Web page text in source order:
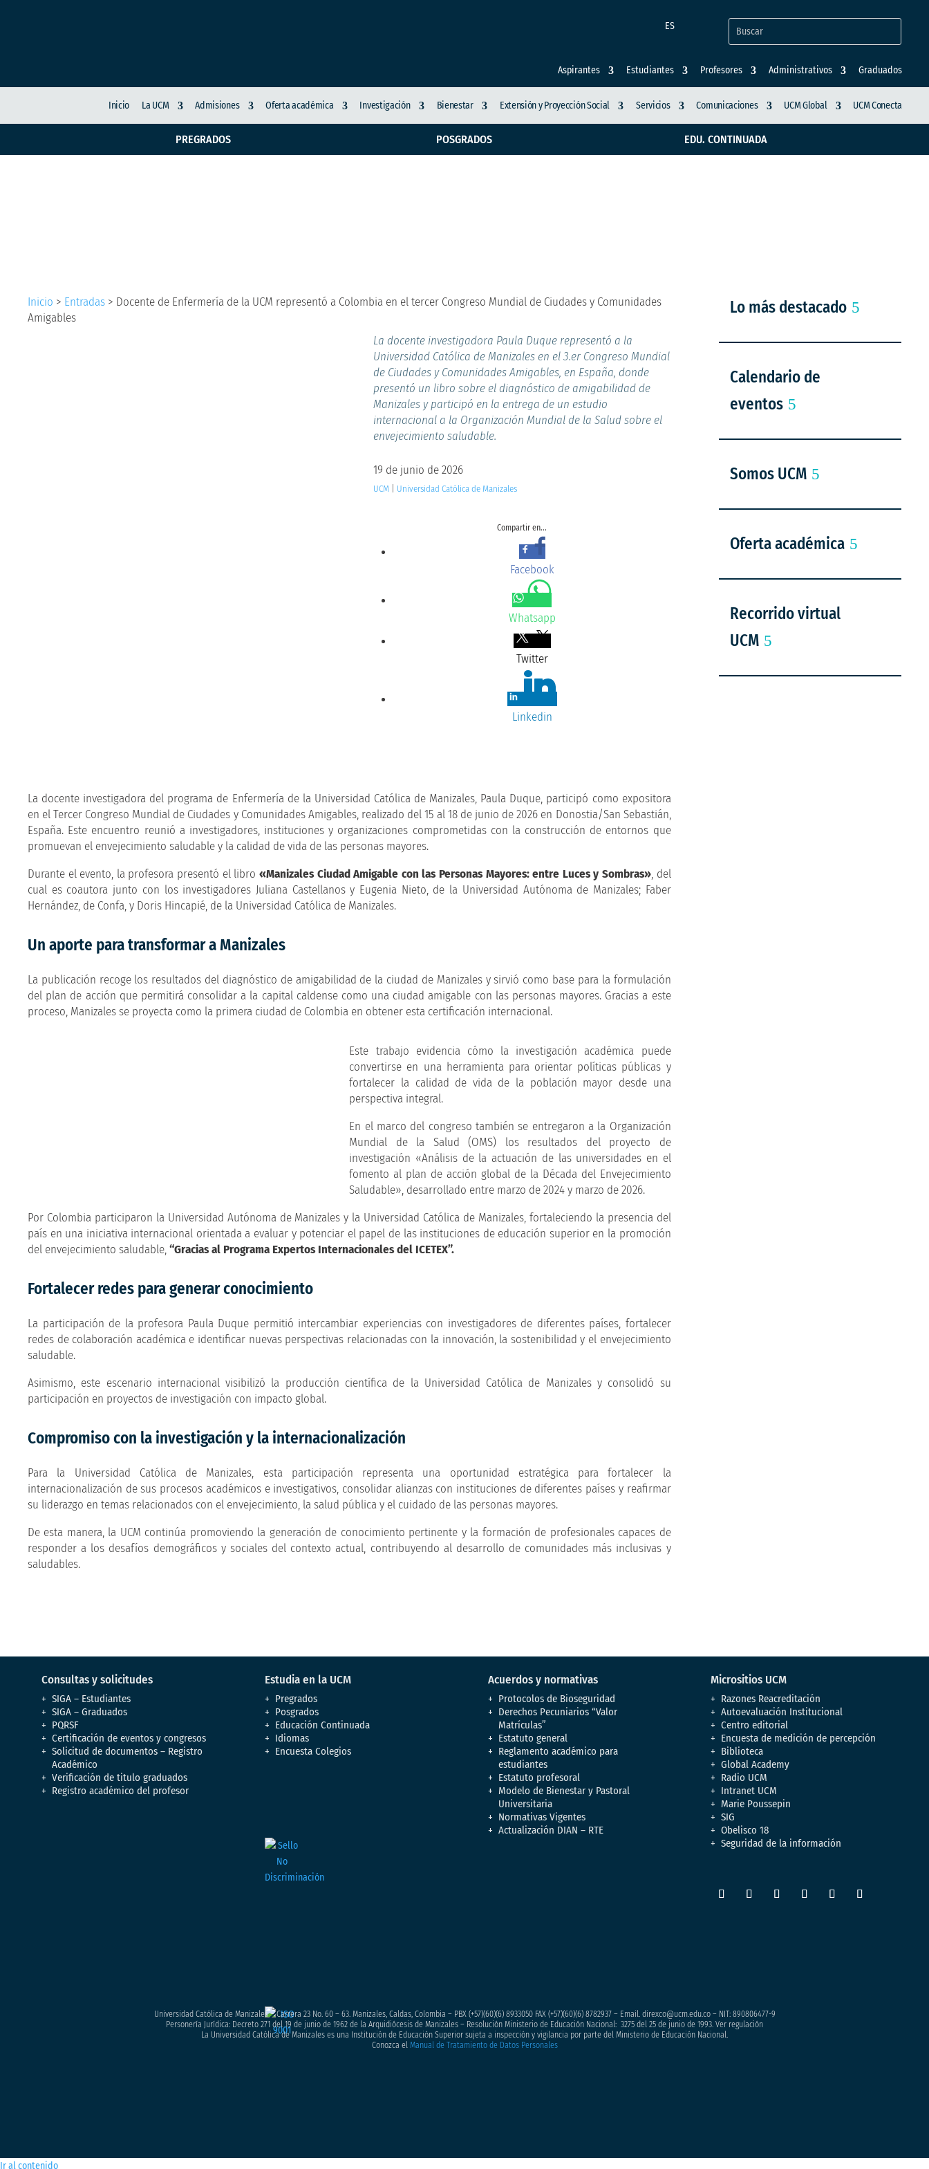
ES
Aspirantes Estudiantes Profesores Administrativos Graduados
Inicio La UCM Admisiones Oferta académica Investigación Bienestar Extensión y Proyección Social Servicios Comunicaciones UCM Global UCM Conecta
PREGRADOS POSGRADOS EDU. CONTINUADA
Inicio > Entradas > Docente de Enfermería de la UCM representó a Colombia en el tercer Congreso Mundial de Ciudades y Comunidades
Amigables
La docente investigadora Paula Duque representó a la
Universidad Católica de Manizales en el 3.er Congreso Mundial
de Ciudades y Comunidades Amigables, en España, donde
presentó un libro sobre el diagnóstico de amigabilidad de
Manizales y participó en la entrega de un estudio
internacional a la Organización Mundial de la Salud sobre el
envejecimiento saludable.
19 de junio de 2026
UCM Universidad Católica de Manizales
Compartir en...
Facebook
Whatsapp
Twitter
Linkedin
La docente investigadora del programa de Enfermería de la Universidad Católica de Manizales, Paula Duque, participó como expositora
en el Tercer Congreso Mundial de Ciudades y Comunidades Amigables, realizado del 15 al 18 de junio de 2026 en Donostia/San Sebastián,
España. Este encuentro reunió a investigadores, instituciones y organizaciones comprometidas con la construcción de entornos que
promuevan el envejecimiento saludable y la calidad de vida de las personas mayores.
Durante el evento, la profesora presentó el libro «Manizales Ciudad Amigable con las Personas Mayores: entre Luces y Sombras», del
cual es coautora junto con los investigadores Juliana Castellanos y Eugenia Nieto, de la Universidad Autónoma de Manizales; Faber
Hernández, de Confa, y Doris Hincapié, de la Universidad Católica de Manizales.
Un aporte para transformar a Manizales
La publicación recoge los resultados del diagnóstico de amigabilidad de la ciudad de Manizales y sirvió como base para la formulación
del plan de acción que permitirá consolidar a la capital caldense como una ciudad amigable con las personas mayores. Gracias a este
proceso, Manizales se proyecta como la primera ciudad de Colombia en obtener esta certificación internacional.
Este trabajo evidencia cómo la investigación académica puede
convertirse en una herramienta para orientar políticas públicas y
fortalecer la calidad de vida de la población mayor desde una
perspectiva integral.
En el marco del congreso también se entregaron a la Organización
Mundial de la Salud (OMS) los resultados del proyecto de
investigación «Análisis de la actuación de las universidades en el
fomento al plan de acción global de la Década del Envejecimiento
Saludable», desarrollado entre marzo de 2024 y marzo de 2026.
Por Colombia participaron la Universidad Autónoma de Manizales y la Universidad Católica de Manizales, fortaleciendo la presencia del
país en una iniciativa internacional orientada a evaluar y potenciar el papel de las instituciones de educación superior en la promoción
del envejecimiento saludable,“Gracias al Programa Expertos Internacionales del ICETEX”.
Fortalecer redes para generar conocimiento
La participación de la profesora Paula Duque permitió intercambiar experiencias con investigadores de diferentes países, fortalecer
redes de colaboración académica e identificar nuevas perspectivas relacionadas con la innovación, la sostenibilidad y el envejecimiento
saludable.
Asimismo, este escenario internacional visibilizó la producción científica de la Universidad Católica de Manizales y consolidó su
participación en proyectos de investigación con impacto global.
Compromiso con la investigación y la internacionalización
Para la Universidad Católica de Manizales, esta participación representa una oportunidad estratégica para fortalecer la
internacionalización de sus procesos académicos e investigativos, consolidar alianzas con instituciones de diferentes países y reafirmar
su liderazgo en temas relacionados con el envejecimiento, la salud pública y el cuidado de las personas mayores.
De esta manera, la UCM continúa promoviendo la generación de conocimiento pertinente y la formación de profesionales capaces de
responder a los desafíos demográficos y sociales del contexto actual, contribuyendo al desarrollo de comunidades más inclusivas y
saludables.
Lo más destacado
Calendario de
eventos
Somos UCM
Oferta académica
Recorrido virtual
UCM
Consultas y solicitudes
SIGA – Estudiantes
SIGA – Graduados
PQRSF
Certificación de eventos y congresos
Solicitud de documentos – Registro
Académico
Verificación de titulo graduados
Registro académico del profesor
Estudia en la UCM
Pregrados
Posgrados
Educación Continuada
Idiomas
Encuesta Colegios
Acuerdos y normativas
Protocolos de Bioseguridad
Derechos Pecuniarios “Valor
Matrículas”
Estatuto general
Reglamento académico para
estudiantes
Estatuto profesoral
Modelo de Bienestar y Pastoral
Universitaria
Normativas Vigentes
Actualización DIAN – RTE
Micrositios UCM
Razones Reacreditación
Autoevaluación Institucional
Centro editorial
Encuesta de medición de percepción
Biblioteca
Global Academy
Radio UCM
Intranet UCM
Marie Poussepin
SIG
Obelisco 18
Seguridad de la información
Universidad Católica de Manizales – Carrera 23 No. 60 – 63. Manizales, Caldas, Colombia – PBX (+57)(60)(6) 8933050FAX (+57)(60)(6) 8782937 – Email. direxco@ucm.edu.co – NIT: 890806477-9
Personería Jurídica: Decreto 271 del 19 de junio de 1962 de la Arquidiócesis de Manizales – Resolución Ministerio de Educación Nacional: 3275 del 25 de junio de 1993. Ver regulación
La Universidad Católica de Manizales es una Institución de Educación Superior sujeta a inspección y vigilancia por parte del Ministerio de Educación Nacional.
Conozca el Manual de Tratamiento de Datos Personales
Ir al contenido